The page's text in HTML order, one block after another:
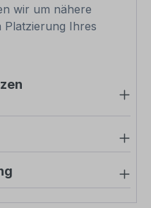
wir um nähere
Ihres